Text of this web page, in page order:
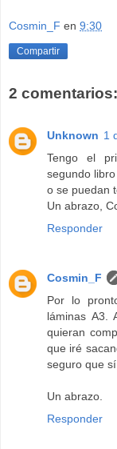
Cosmin_F en 9:30
Compartir
2 comentarios:
Unknown 1
Tengo el
segundo
o se puedan
Un abrazo,
Responder
Cosmin_F
Por lo
láminas A3.
quieran
que iré
seguro que
Un abrazo.
Responder